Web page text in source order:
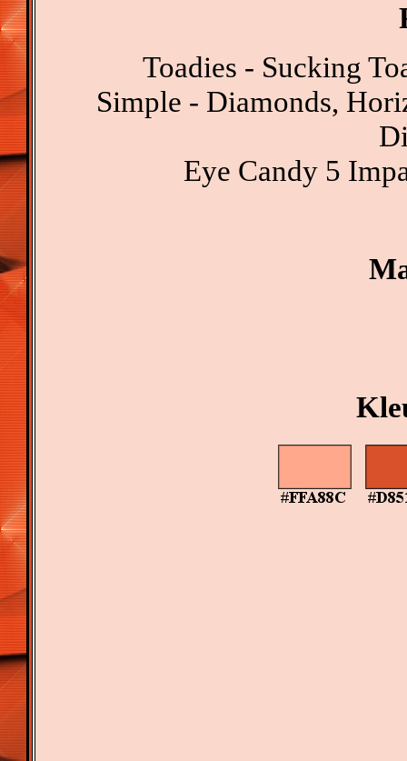
Toadies - Sucking
Simple - Diamonds,
Eye Candy 5